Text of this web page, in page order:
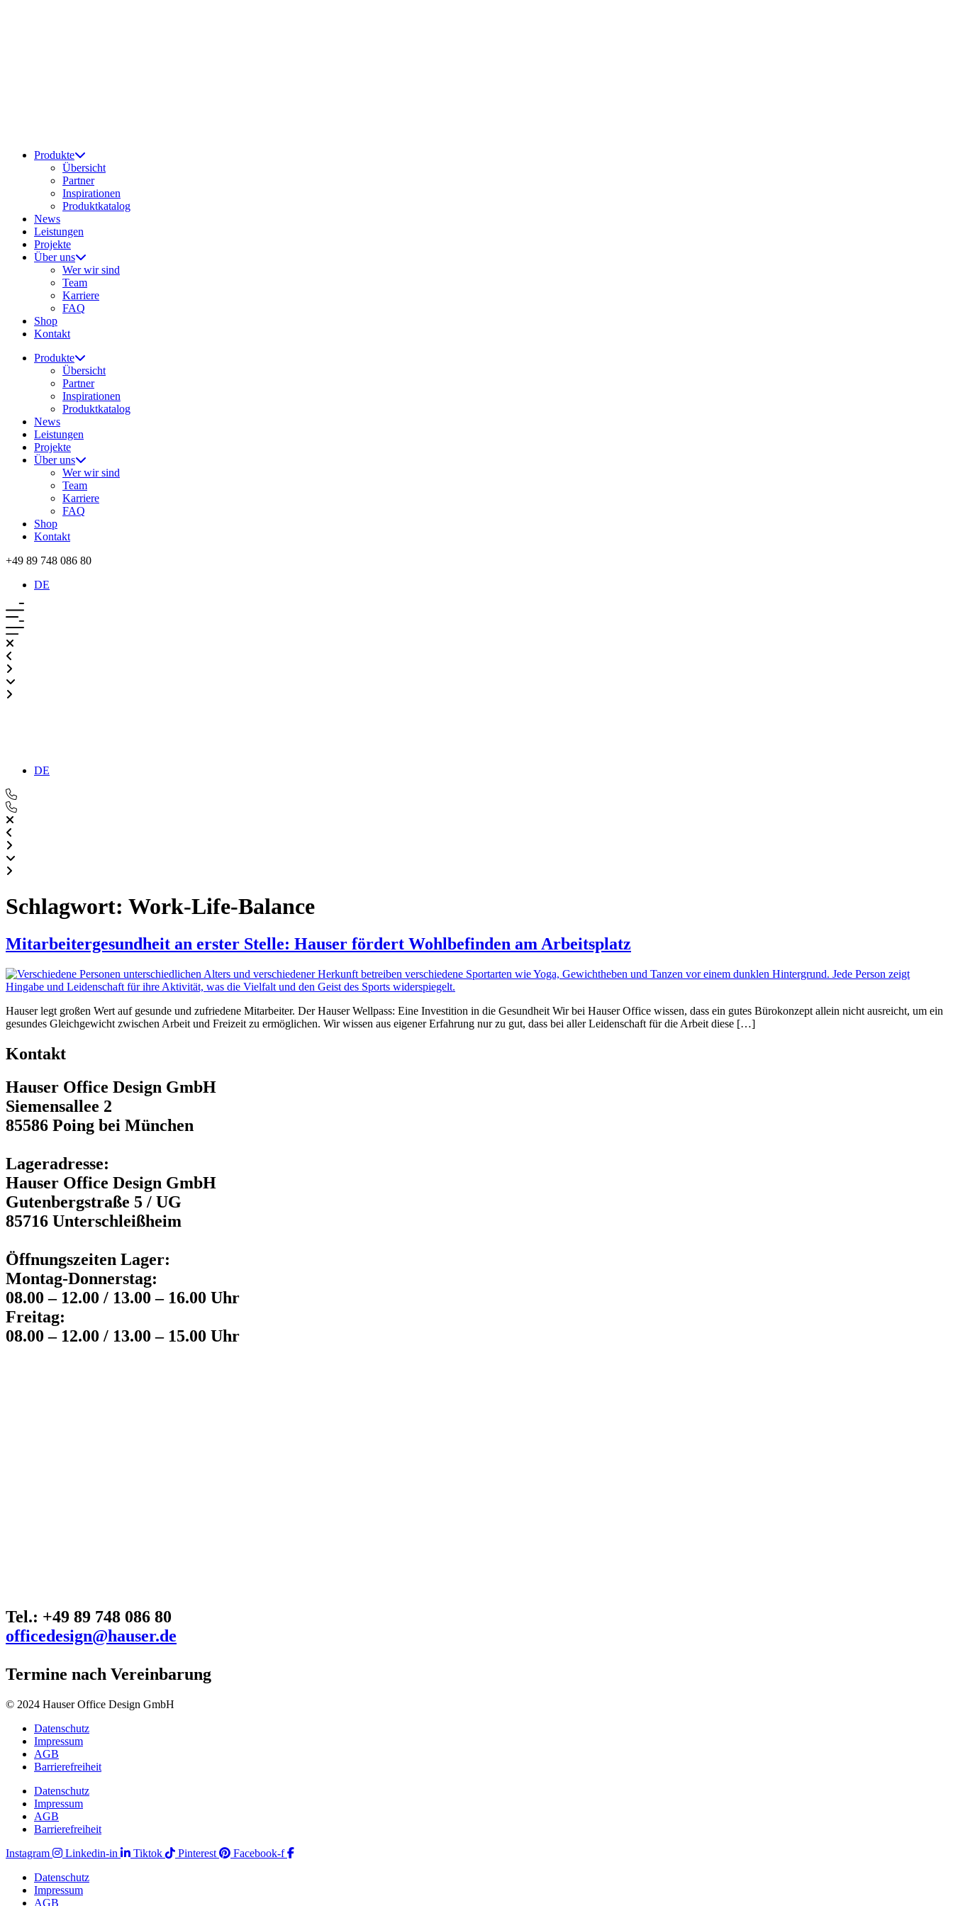
Produkte
Übersicht
Partner
Inspirationen
Produktkatalog
News
Leistungen
Projekte
Über uns
Wer wir sind
Team
Karriere
FAQ
Shop
Kontakt
Produkte
Übersicht
Partner
Inspirationen
Produktkatalog
News
Leistungen
Projekte
Über uns
Wer wir sind
Team
Karriere
FAQ
Shop
Kontakt
+49 89 748 086 80
DE
DE
Schlagwort: Work-Life-Balance
Mitarbeitergesundheit an erster Stelle: Hauser fördert Wohlbefinden am Arbeitsplatz
Hauser legt großen Wert auf gesunde und zufriedene Mitarbeiter. Der Hauser Wellpass: Eine Investition in die Gesundheit Wir bei Hauser Office wissen, dass ein gutes Bürokonzept allein nicht ausreicht, um ein
gesundes Gleichgewicht zwischen Arbeit und Freizeit zu ermöglichen. Wir wissen aus eigener Erfahrung nur zu gut, dass bei aller Leidenschaft für die Arbeit diese […]
Kontakt
Hauser Office Design GmbH
Siemensallee 2
85586 Poing bei München
Lageradresse:
Hauser Office Design GmbH
Gutenbergstraße 5 / UG
85716 Unterschleißheim
Öffnungszeiten Lager:
Montag-Donnerstag:
08.00 – 12.00 / 13.00 – 16.00 Uhr
Freitag:
08.00 – 12.00 / 13.00 – 15.00 Uhr
Tel.: +49 89 748 086 80
officedesign@hauser.de
Termine nach Vereinbarung
© 2024 Hauser Office Design GmbH
Datenschutz
Impressum
AGB
Barrierefreiheit
Datenschutz
Impressum
AGB
Barrierefreiheit
Instagram
Linkedin-in Tiktok Pinterest
Facebook-f
Datenschutz
Impressum
AGB